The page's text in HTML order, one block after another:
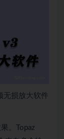
无损放大软件
。Topaz